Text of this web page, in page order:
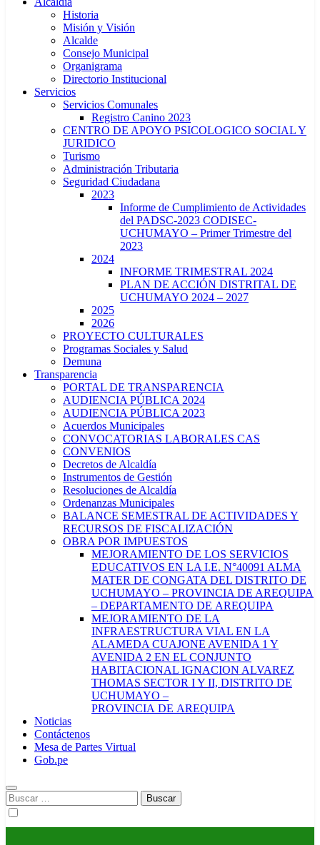
Historia
Misión y Visión
Alcalde
Consejo Municipal
Organigrama
Directorio Institucional
Servicios
Servicios Comunales
Registro Canino 2023
CENTRO DE APOYO PSICOLOGICO SOCIAL Y
JURIDICO
Turismo
Administración Tributaria
Seguridad Ciudadana
2023
Informe de Cumplimiento de Actividades
del PADSC-2023 CODISEC-
UCHUMAYO – Primer Trimestre del
2023
2024
INFORME TRIMESTRAL 2024
PLAN DE ACCIÓN DISTRITAL DE
UCHUMAYO 2024 – 2027
2025
2026
PROYECTO CULTURALES
Programas Sociales y Salud
Demuna
Transparencia
PORTAL DE TRANSPARENCIA
AUDIENCIA PÚBLICA 2024
AUDIENCIA PÚBLICA 2023
Acuerdos Municipales
CONVOCATORIAS LABORALES CAS
CONVENIOS
Decretos de Alcaldía
Instrumentos de Gestión
Resoluciones de Alcaldía
Ordenanzas Municipales
BALANCE SEMESTRAL DE ACTIVIDADES Y
RECURSOS DE FISCALIZACIÓN
OBRA POR IMPUESTOS
MEJORAMIENTO DE LOS SERVICIOS
EDUCATIVOS EN LA I.E. N°40091 ALMA
MATER DE CONGATA DEL DISTRITO DE
UCHUMAYO – PROVINCIA DE AREQUIPA
– DEPARTAMENTO DE AREQUIPA
MEJORAMIENTO DE LA
INFRAESTRUCTURA VIAL EN LA
ALAMEDA CUAJONE AVENIDA 1 Y
AVENIDA 2 EN EL CONJUNTO
HABITACIONAL IGNACION ALVAREZ
THOMAS SECTOR I Y II, DISTRITO DE
UCHUMAYO –
PROVINCIA DE AREQUIPA
Noticias
Contáctenos
Mesa de Partes Virtual
Gob.pe
Buscar: